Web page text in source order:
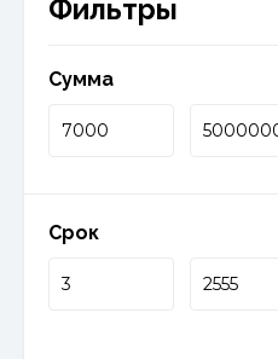
Фильтры
Сумма
Срок